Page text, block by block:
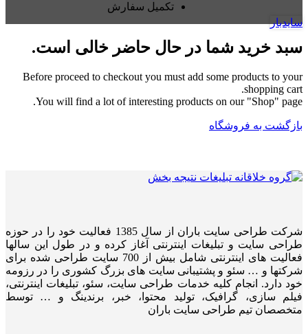
تکمیل سفارش
سبد خرید شما در حال حاضر خالی است.
Before proceed to checkout you must add some products to your
shopping cart.
You will find a lot of interesting products on our "Shop" page.
بازگشت به فروشگاه
شرکت طراحی سایت باران از سال 1385 فعالیت خود را در حوزه
طراحی سایت و تبلیغات اینترنتی آغاز کرده و در طول این سالها
فعالیت های اینترنتی شامل بیش از 700 سایت طراحی شده برای
شرکتها و … سئو و پشتیبانی سایت های بزرگ کشوری را در رزومه
خود دارد. انجام کلیه خدمات طراحی سایت، سئو، تبلیغات اینترنتی،
فیلم سازی، گرافیک، تولید محتوا، خبر، برندینگ و … توسط
متخصصان تیم طراحی سایت باران
سایدبار